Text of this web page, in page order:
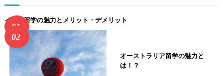
インド留学の魅力とメリット・デメリット
オーストラリア留学の魅力と
は！？